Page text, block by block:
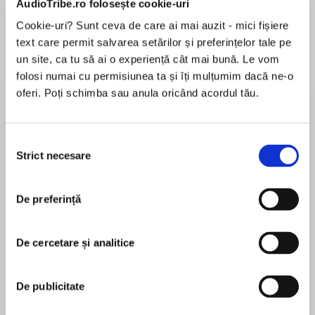
AudioTribe.ro folosește cookie-uri
Cookie-uri? Sunt ceva de care ai mai auzit - mici fișiere
text care permit salvarea setărilor și preferințelor tale pe
un site, ca tu să ai o experiență cât mai bună. Le vom
folosi numai cu permisiunea ta și îți mulțumim dacă ne-o
oferi. Poți schimba sau anula oricând acordul tău.
consimțământului
Strict necesare
De preferință
De cercetare și analitice
De publicitate
Desprecarte
THE TRUTH IS SCARIER THAN FICTION
as they explore a supposedly haunted old inn on
the road between Philadelphia and Harrisburg.
The place is famous for its warm welcome—and
infamous for being the site of an ax murder
when a very real dead body is discovered in the
supposed to be the rational one, but she can’t
explain a terrifying apparition that seems to be
pentru această carte
author Heather Graham has written more than a
hundred novels. She's a winner of the RWA's